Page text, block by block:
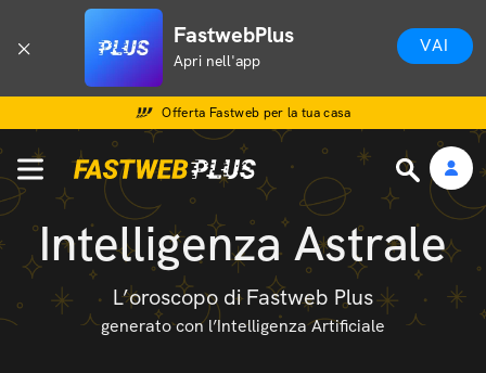
FastwebPlus
Apri nell'app
VAI
Offerta Fastweb per la tua casa
Intelligenza Astrale
L’oroscopo di Fastweb Plus
generato con l’Intelligenza Artificiale